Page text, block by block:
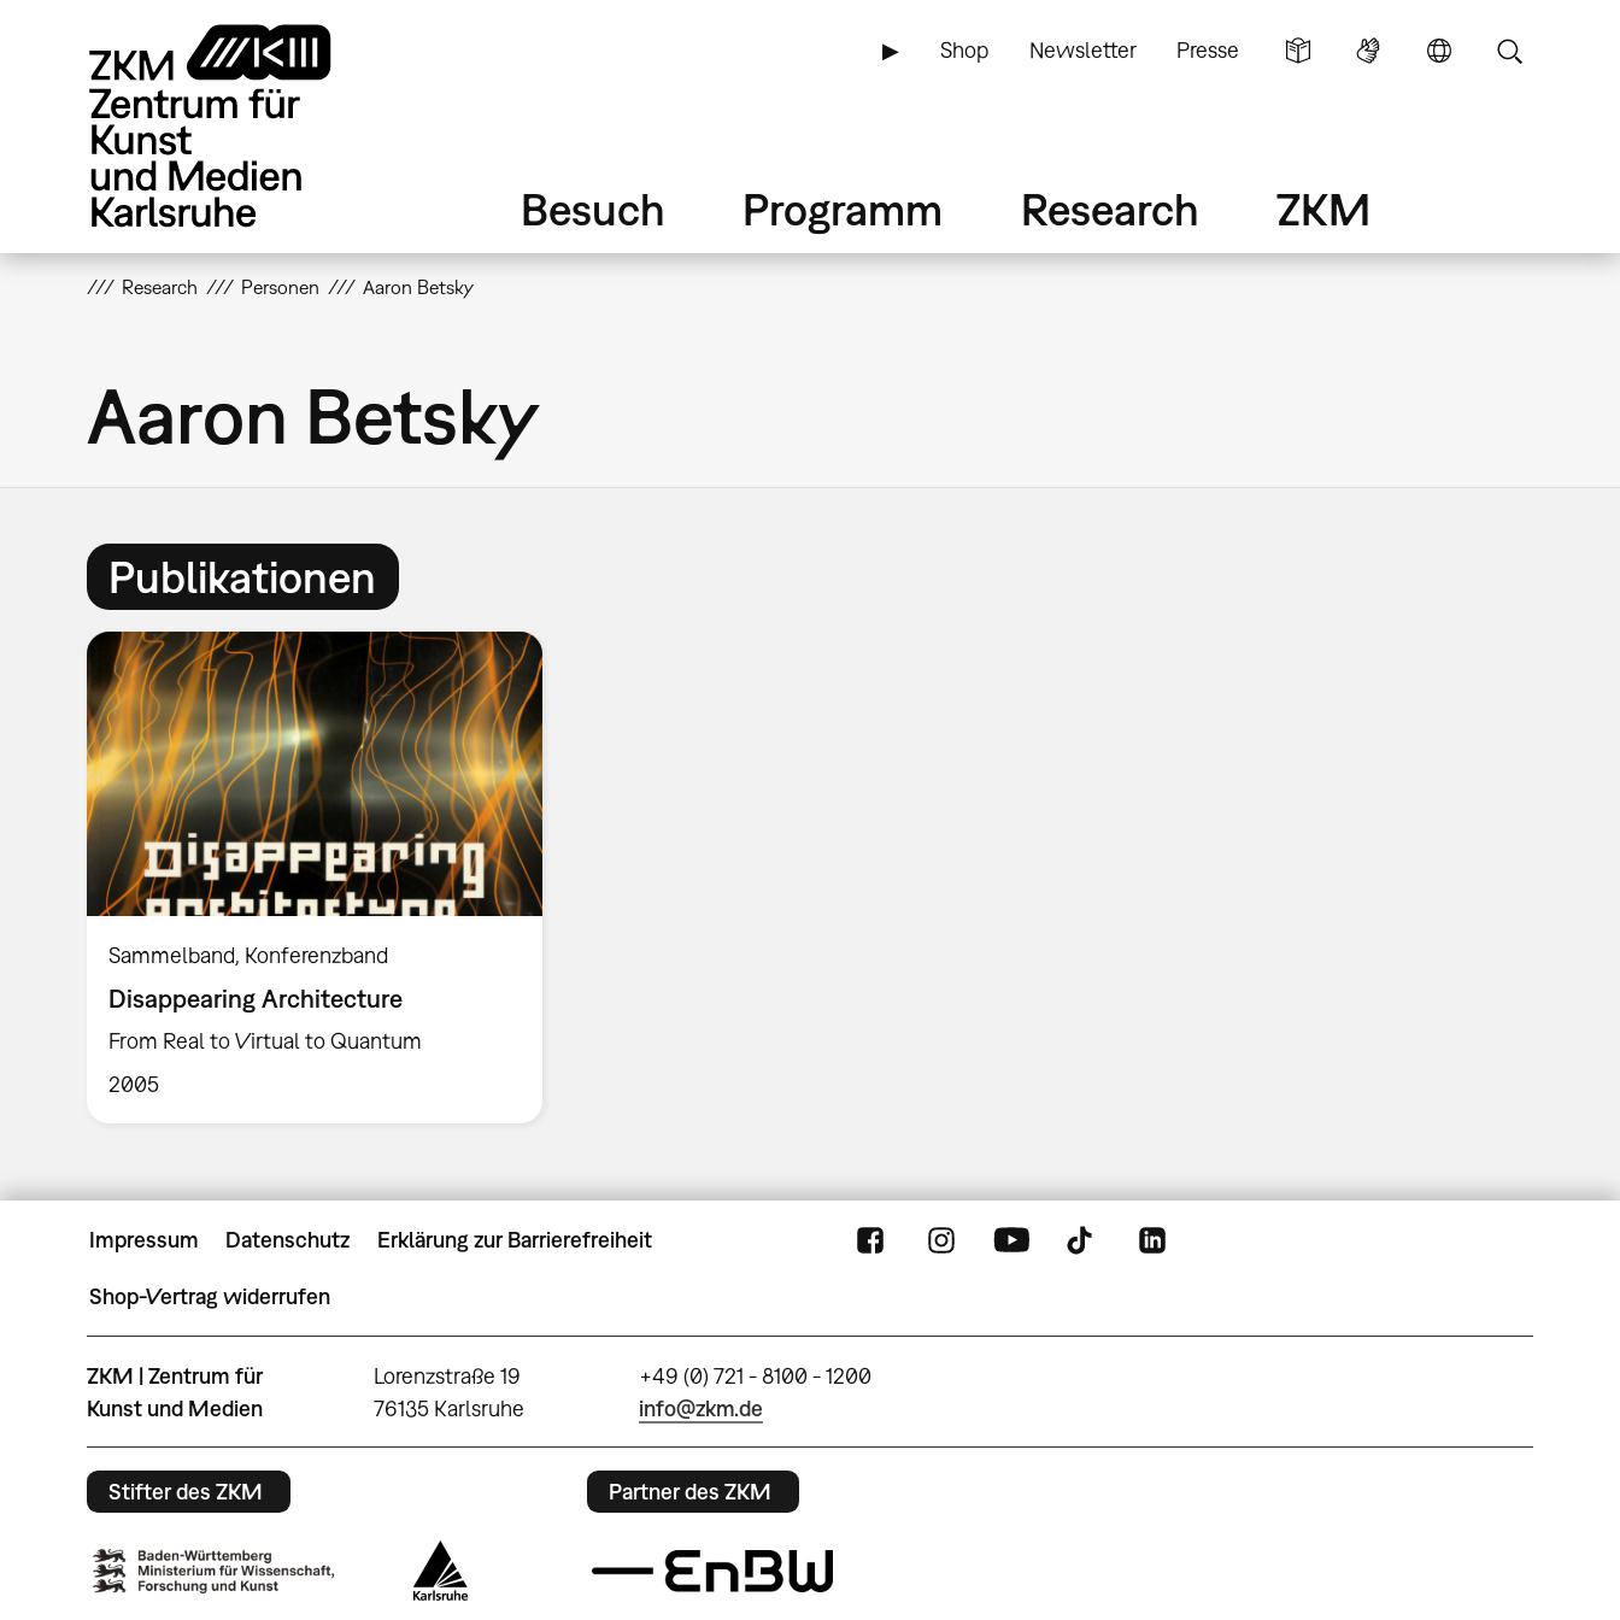
▶ Shop Newsletter Presse
Besuch Programm Research ZKM
Research Personen Aaron Betsky
Aaron Betsky
Publikationen
Sammelband Konferenzband
Disappearing Architecture
From Real to Virtual to Quantum
2005
Impressum Datenschutz Erklärung zur Barrierefreiheit
Shop-Vertrag widerrufen
ZKM | Zentrum für
Kunst und Medien
Lorenzstraße 19
76135 Karlsruhe
+49 (0) 721 - 8100 - 1200
info@zkm.de
Stifter des ZKM Partner des ZKM